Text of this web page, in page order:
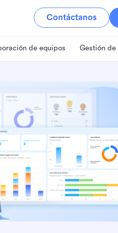
Contáctanos
de equipos Gestión de